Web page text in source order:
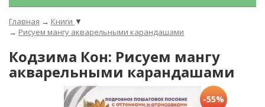
Главная → Книги ▼
→ Рисуем мангу акварельными карандашами
Кодзима Кон: Рисуем мангу
акварельными карандашами
-55%